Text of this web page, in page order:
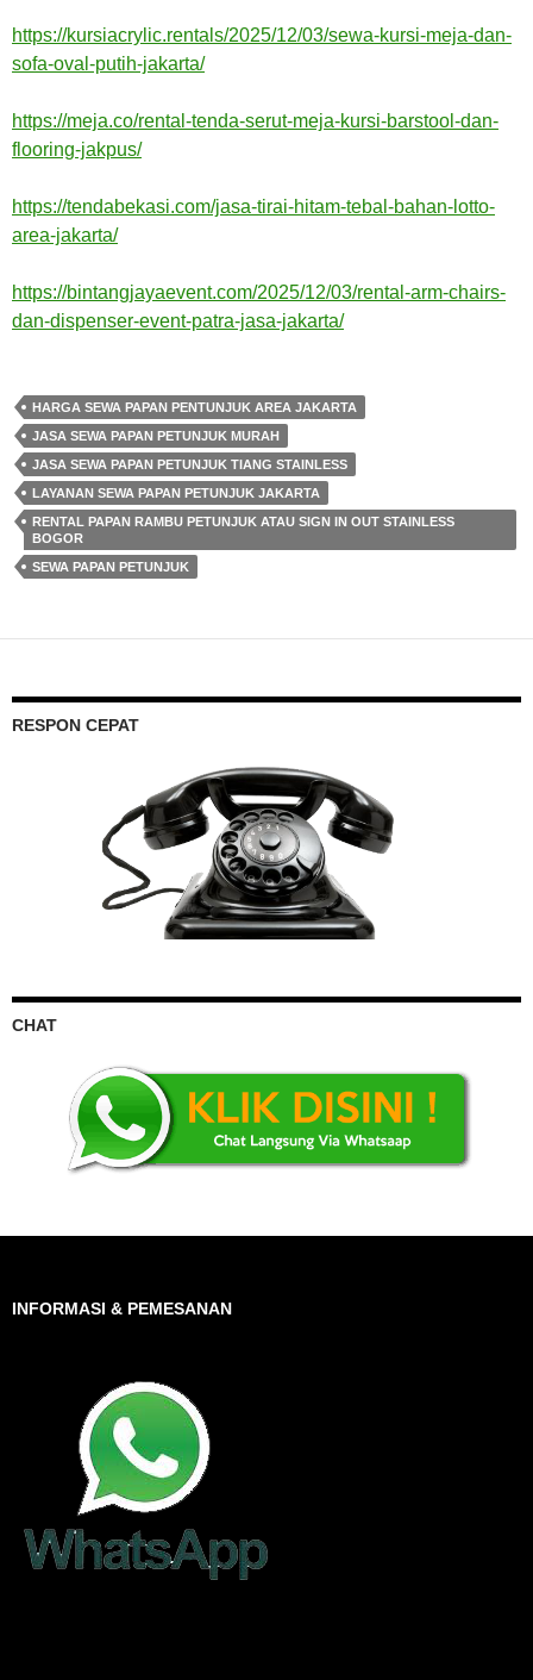
https://kursiacrylic.rentals/2025/12/03/sewa-kursi-meja-dan-
sofa-oval-putih-jakarta/
https://meja.co/rental-tenda-serut-meja-kursi-barstool-dan-
flooring-jakpus/
https://tendabekasi.com/jasa-tirai-hitam-tebal-bahan-lotto-
area-jakarta/
https://bintangjayaevent.com/2025/12/03/rental-arm-chairs-
dan-dispenser-event-patra-jasa-jakarta/
HARGA SEWA PAPAN PENTUNJUK AREA JAKARTA
JASA SEWA PAPAN PETUNJUK MURAH
JASA SEWA PAPAN PETUNJUK TIANG STAINLESS
LAYANAN SEWA PAPAN PETUNJUK JAKARTA
RENTAL PAPAN RAMBU PETUNJUK ATAU SIGN IN OUT STAINLESS
BOGOR
SEWA PAPAN PETUNJUK
RESPON CEPAT
CHAT
INFORMASI & PEMESANAN